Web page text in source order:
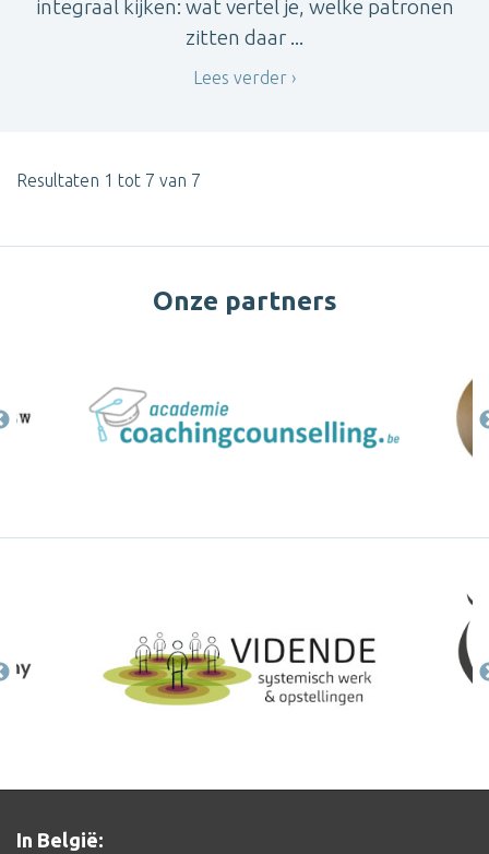
integraal kijken: wat vertel je, welke patronen
zitten daar ...
Lees verder
Resultaten 1 tot 7 van 7
Onze partners
In België: